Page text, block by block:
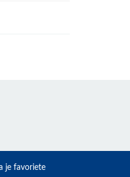
je favoriete